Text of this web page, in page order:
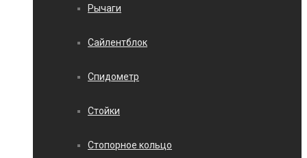
Рычаги
Сайлентблок
Спидометр
Стойки
Стопорное кольцо